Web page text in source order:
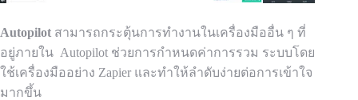
Autopilot สามารถกระตุ้นการทำงานในเครื่องมืออื่น ๆ ที่
อยู่ภายใน Autopilot ช่วยการกำหนดค่าการรวม ระบบโดย
ใช้เครื่องมืออย่าง Zapier และทำให้ลำดับง่ายต่อการเข้าใจ
มากขึ้น